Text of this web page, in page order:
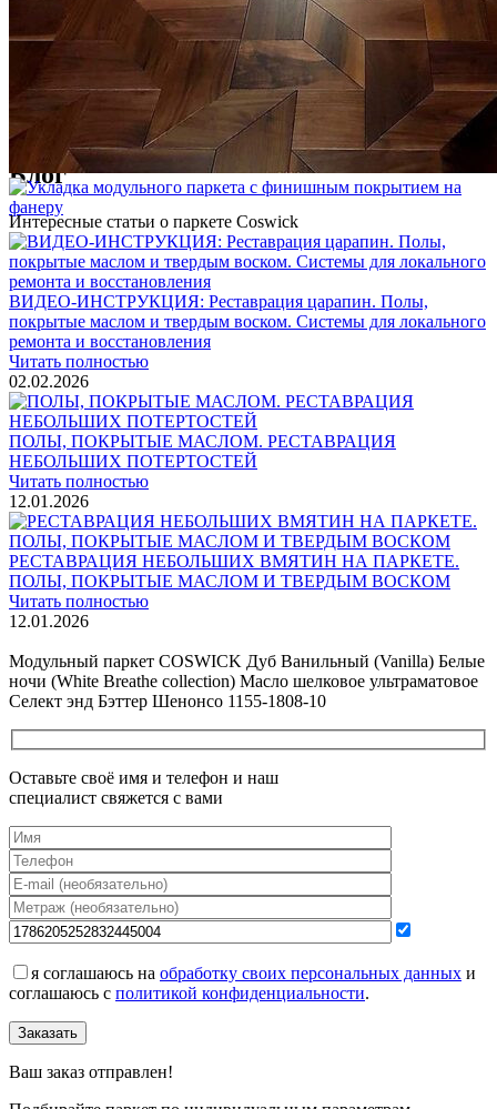
Услуги по реставрации паркета
1 500 ₽
Блог
Интересные статьи о паркете Coswick
ВИДЕО-ИНСТРУКЦИЯ: Реставрация царапин. Полы,
покрытые маслом и твердым воском. Системы для локального
ремонта и восстановления
Читать полностью
02.02.2026
ПОЛЫ, ПОКРЫТЫЕ МАСЛОМ. РЕСТАВРАЦИЯ
НЕБОЛЬШИХ ПОТЕРТОСТЕЙ
Читать полностью
12.01.2026
РЕСТАВРАЦИЯ НЕБОЛЬШИХ ВМЯТИН НА ПАРКЕТЕ.
ПОЛЫ, ПОКРЫТЫЕ МАСЛОМ И ТВЕРДЫМ ВОСКОМ
Читать полностью
12.01.2026
Модульный паркет COSWICK Дуб Ванильный (Vanilla) Белые
ночи (White Breathe collection) Масло шелковое ультраматовое
Селект энд Бэттер Шенонсо 1155-1808-10
Оставьте своё имя и телефон и наш
специалист свяжется с вами
я соглашаюсь на обработку своих персональных данных и
соглашаюсь с политикой конфиденциальности.
Заказать
Ваш заказ отправлен!